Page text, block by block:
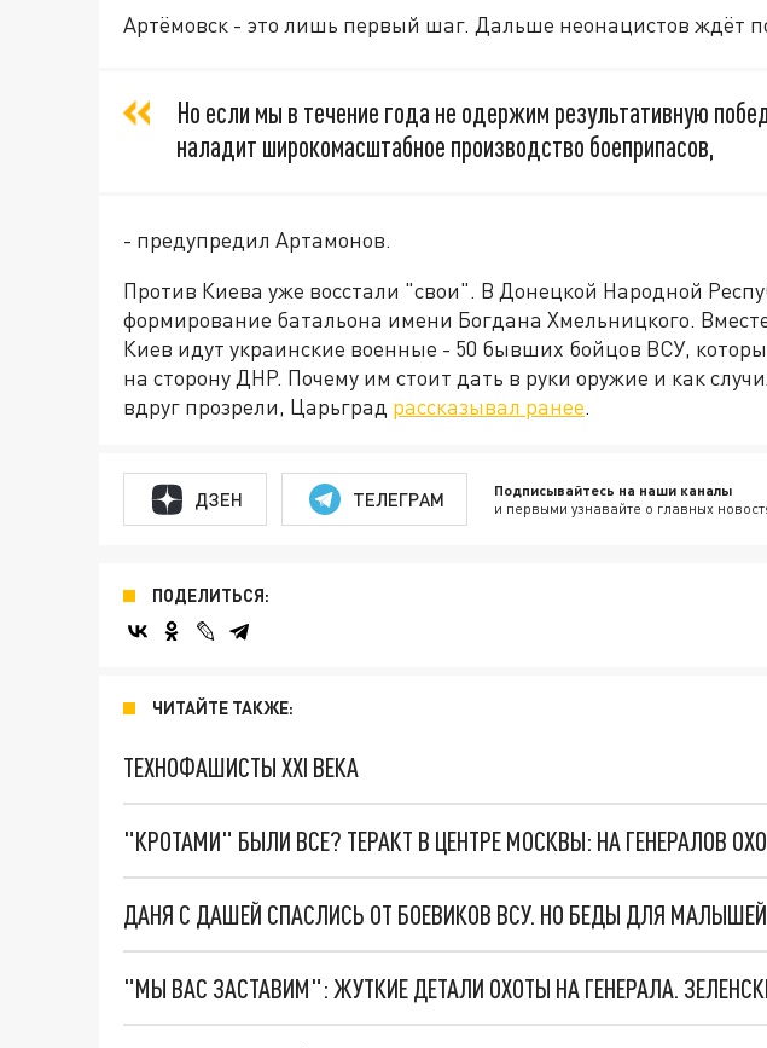
Артёмовск - это лишь первый шаг. Дальше неонацистов ждёт
Но если мы в течение года не одержим результативную
наладит широкомасштабное производство боеприпасов,
- предупредил Артамонов.
Против Киева уже восстали "свои". В Донецкой Народной
формирование батальона имени Богдана Хмельницкого.
Киев идут украинские военные - 50 бывших бойцов ВСУ,
на сторону ДНР. Почему им стоит дать в руки оружие и как
вдруг прозрели, Царьград рассказывал ранее.
ДЗЕН ТЕЛЕГРАМ Подписывайтесь на наши каналы
и первыми узнавайте о главных
ПОДЕЛИТЬСЯ:
ЧИТАЙТЕ ТАКЖЕ:
ТЕХНОФАШИСТЫ XXI ВЕКА
"КРОТАМИ" БЫЛИ ВСЕ? ТЕРАКТ В ЦЕНТРЕ МОСКВЫ: НА ГЕНЕРАЛОВ
ДАНЯ С ДАШЕЙ СПАСЛИСЬ ОТ БОЕВИКОВ ВСУ. НО БЕДЫ ДЛЯ